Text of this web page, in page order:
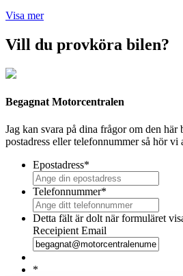
Visa mer
Vill du provköra bilen?
Begagnat Motorcentralen
Jag kan svara på dina frågor om den
postadress eller telefonnummer så hör vi
Epostadress*
Telefonnummer*
Detta fält är dolt när formuläret
Receipient Email
*